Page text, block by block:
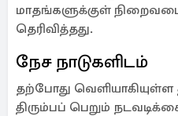
மாதங்களுக்குள்
தெரிவித்தது.
நேச நாடுகளிடம்
தற்போது
திரும்பப் பெறும்